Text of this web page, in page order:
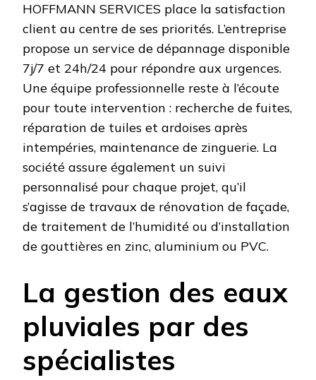
HOFFMANN SERVICES place la satisfaction
client au centre de ses priorités. L’entreprise
propose un service de dépannage disponible
7j/7 et 24h/24 pour répondre aux urgences.
Une équipe professionnelle reste à l’écoute
pour toute intervention : recherche de fuites,
réparation de tuiles et ardoises après
intempéries, maintenance de zinguerie. La
société assure également un suivi
personnalisé pour chaque projet, qu’il
s’agisse de travaux de rénovation de façade,
de traitement de l’humidité ou d’installation
de gouttières en zinc, aluminium ou PVC.
La gestion des eaux
pluviales par des
spécialistes